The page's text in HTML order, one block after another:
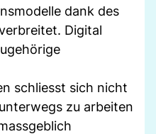
dank des
Digital
schliesst sich nicht
zu arbeiten